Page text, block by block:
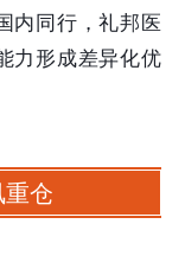
内同行，礼邦医
力形成差异化优
仓